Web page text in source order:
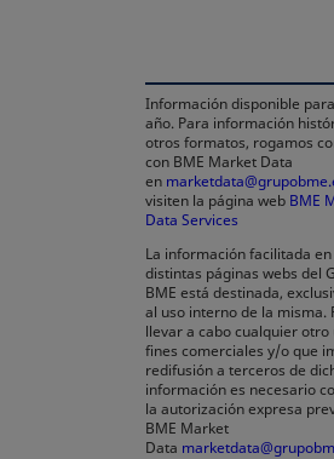
Información disponible
año. Para información
otros formatos, rogamos
con BME Market Data
en
visiten la página web BME
Data Services
La información facilitada en
distintas páginas webs del
BME está destinada,
al uso interno de la misma.
llevar a cabo cualquier otro
fines comerciales y/o que
redifusión a terceros de
información es necesario
la autorización expresa
BME Market
Data